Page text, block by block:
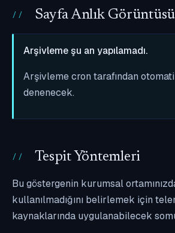
Sayfa Anlık Görüntüsü
Arşivleme şu an yapılamadı.
Arşivleme cron tarafından
denenecek.
Tespit Yöntemleri
Bu göstergenin kurumsal
kullanılmadığını belirlemek için
kaynaklarında uygulanabilecek